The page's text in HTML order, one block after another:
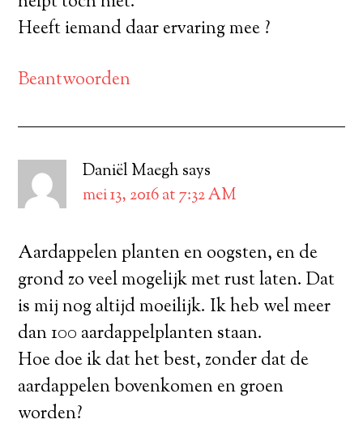
Heeft iemand daar ervaring mee ?
Beantwoorden
Daniël Maeghsays
mei 13, 2016 at 7:32 AM
Aardappelen planten en oogsten, en de
grond zo veel mogelijk met rust laten. Dat
is mij nog altijd moeilijk. Ik heb wel meer
dan 100 aardappelplanten staan.
Hoe doe ik dat het best, zonder dat de
aardappelen bovenkomen en groen
worden?